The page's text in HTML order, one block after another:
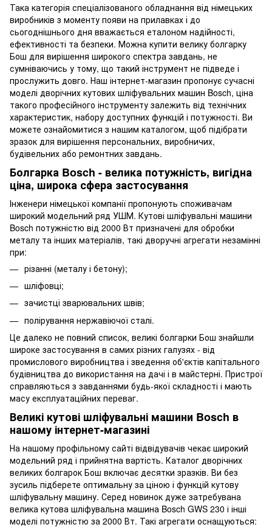
Така категорія спеціалізованого обладнання від німецьких
виробників з моменту появи на прилавках і до
сьогоднішнього дня вважається еталоном надійності,
ефективності та безпеки. Можна купити велику болгарку
Бош для вирішення широкого спектра завдань, не
сумніваючись у тому, що такий інструмент не підведе і
прослужить довго. Наш інтернет-магазин пропонує сучасні
моделі дворічних кутових шліфувальних машин Bosch, ціна
такого професійного інструменту залежить від технічних
характеристик, набору доступних функцій і потужності. Ви
можете ознайомитися з нашим каталогом, щоб підібрати
зразок для вирішення персональних, виробничих,
будівельних або ремонтних завдань.
Болгарка Bosch - велика потужність, вигідна
ціна, широка сфера застосування
Інженери німецької компанії пропонують споживачам
широкий модельний ряд УШМ. Кутові шліфувальні машини
Bosch потужністю від 2000 Вт призначені для обробки
металу та інших матеріалів, такі дворучні агрегати незамінні
при:
різанні (металу і бетону);
шліфовці;
зачистці зварювальних швів;
полірування нержавіючої сталі.
Це далеко не повний список, великі болгарки Бош знайшли
широке застосування в самих різних галузях - від
промислового виробництва і зведення об'єктів капітального
будівництва до використання на дачі і в майстерні. Пристрої
справляються з завданнями будь-якої складності і мають
масу експлуатаційних переваг.
Великі кутові шліфувальні машини Bosch в
нашому інтернет-магазині
На нашому профільному сайті відвідувачів чекає широкий
модельний ряд і прийнятна вартість. Каталог дворічних
великих болгарок Бош включає десятки зразків. Ви без
зусиль підберете оптимальну за ціною і функцій кутову
шліфувальну машину. Серед новинок дуже затребувана
велика кутова шліфувальна машина Bosch GWS 230 і інші
моделі потужністю за 2000 Вт. Такі агрегати оснащуються: